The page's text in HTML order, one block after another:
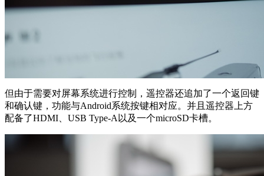
但由于需要对屏幕系统进行控制，遥控器还追加了一个返回键
和确认键，功能与Android系统按键相对应。并且遥控器上方
配备了HDMI、USB Type-A以及一个microSD卡槽。